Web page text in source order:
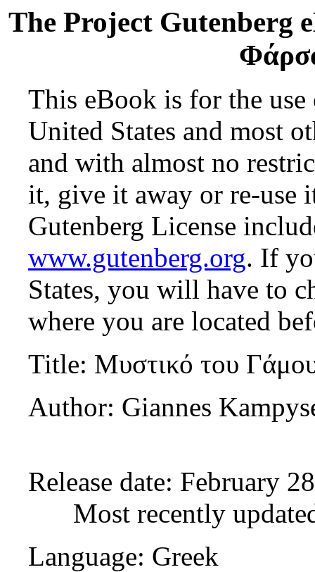
The Project Gutenberg
This eBook is for the
United States and most
and with almost no
it, give it away or re-use
Gutenberg License
www.gutenberg.org. If
States, you will have to
where you are located
Title: Μυστικό του
Author: Giannes
Release date: February
Most recently
Language: Greek